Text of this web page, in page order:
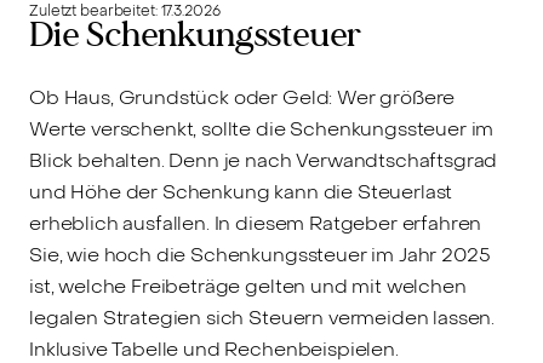
Zuletzt bearbeitet:17.3.2026
Die Schenkungssteuer
Ob Haus, Grundstück oder Geld: Wer größere
Werte verschenkt, sollte die Schenkungssteuer im
Blick behalten. Denn je nach Verwandtschaftsgrad
und Höhe der Schenkung kann die Steuerlast
erheblich ausfallen. In diesem Ratgeber erfahren
Sie, wie hoch die Schenkungssteuer im Jahr 2025
ist, welche Freibeträge gelten und mit welchen
legalen Strategien sich Steuern vermeiden lassen.
Inklusive Tabelle und Rechenbeispielen.